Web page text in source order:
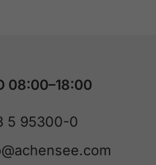
08:00–18:00
5 95300-0